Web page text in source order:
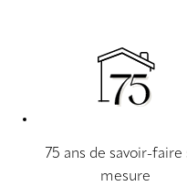
75 ans de savoir-faire
mesure